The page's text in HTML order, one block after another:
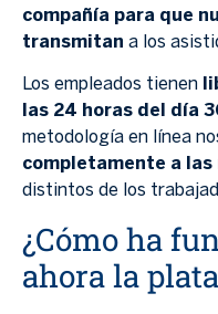
compañía para que
transmitan a los
Los empleados tienen
las 24 horas del día
metodología en línea
completamente a las
distintos de los
¿Cómo ha
ahora la